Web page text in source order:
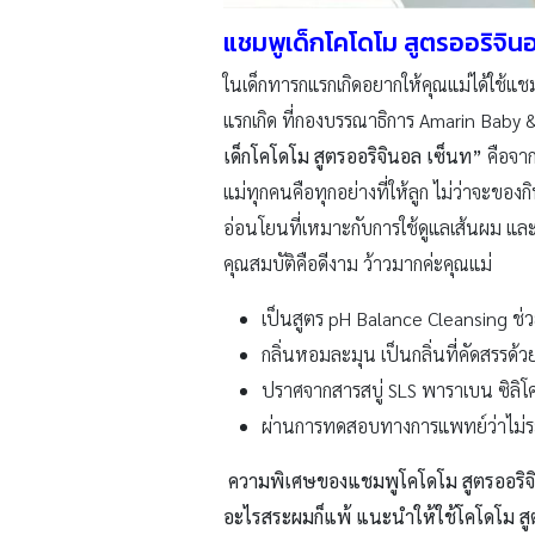
แชมพูเด็กโคโดโม สูตรออริจิ
ในเด็กทารกแรกเกิดอยากให้คุณแม่ได้ใช้
แรกเกิด ที่กองบรรณาธิการ Amarin
เด็กโคโดโม สูตรออริจินอล เซ็นท” คือจา
แม่ทุกคนคือทุกอย่างที่ให้ลูก ไม่ว่าจะของ
อ่อนโยนที่เหมาะกับการใช้ดูแลเส้นผม แ
คุณสมบัติคือดีงาม ว้าวมากค่ะคุณแม่
เป็นสูตร pH Balance Cleansing
กลิ่นหอมละมุน เป็นกลิ่นที่คัดสรรด้ว
ปราศจากสารสบู่ SLS พาราเบน ซิ
ผ่านการทดสอบทางการแพทย์ว่าไม่
ความพิเศษของแชมพูโคโดโม สูตรออ
อะไรสระผมก็แพ้ แนะนำให้ใช้โคโดโม